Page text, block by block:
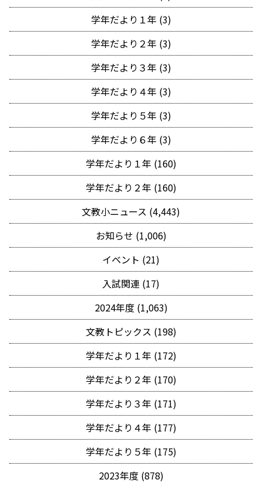
学年だより１年 (3)
学年だより２年 (3)
学年だより３年 (3)
学年だより４年 (3)
学年だより５年 (3)
学年だより６年 (3)
学年だより１年 (160)
学年だより２年 (160)
文教小ニュース (4,443)
お知らせ (1,006)
イベント (21)
入試関連 (17)
2024年度 (1,063)
文教トピックス (198)
学年だより１年 (172)
学年だより２年 (170)
学年だより３年 (171)
学年だより４年 (177)
学年だより５年 (175)
2023年度 (878)